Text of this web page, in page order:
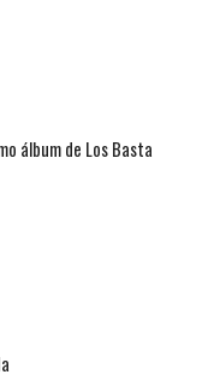
álbum de Los Basta